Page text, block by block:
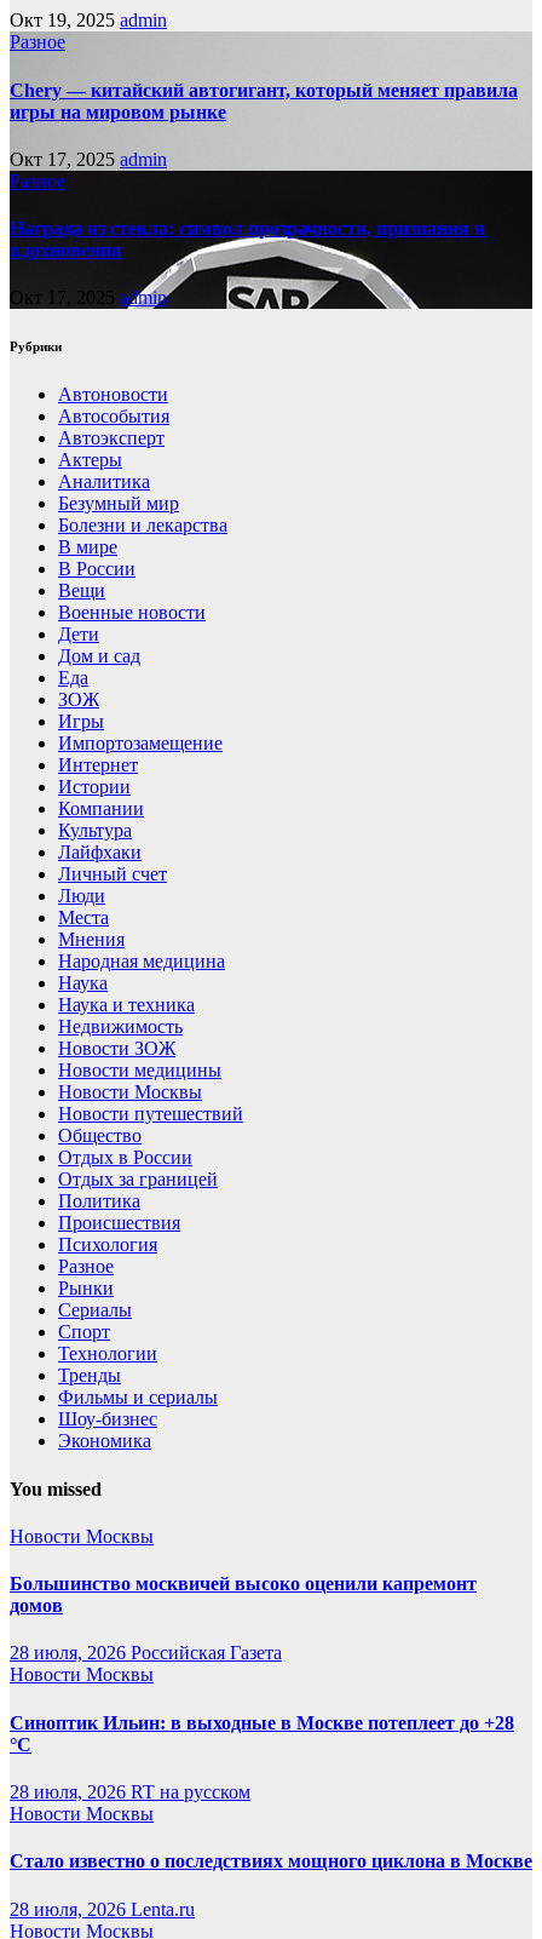
Окт 19, 2025 admin
Разное
Chery — китайский автогигант, который меняет правила
игры на мировом рынке
Окт 17, 2025 admin
Разное
Награда из стекла: символ прозрачности, признания и
вдохновения
Окт 17, 2025 admin
Рубрики
Автоновости
Автособытия
Автоэксперт
Актеры
Аналитика
Безумный мир
Болезни и лекарства
В мире
В России
Вещи
Военные новости
Дети
Дом и сад
Еда
ЗОЖ
Игры
Импортозамещение
Интернет
Истории
Компании
Культура
Лайфхаки
Личный счет
Люди
Места
Мнения
Народная медицина
Наука
Наука и техника
Недвижимость
Новости ЗОЖ
Новости медицины
Новости Москвы
Новости путешествий
Общество
Отдых в России
Отдых за границей
Политика
Происшествия
Психология
Разное
Рынки
Сериалы
Спорт
Технологии
Тренды
Фильмы и сериалы
Шоу-бизнес
Экономика
You missed
Новости Москвы
Большинство москвичей высоко оценили капремонт
домов
28 июля, 2026 Российская Газета
Новости Москвы
Синоптик Ильин: в выходные в Москве потеплеет до +28
°C
28 июля, 2026 RT на русском
Новости Москвы
Стало известно о последствиях мощного циклона в Москве
28 июля, 2026 Lenta.ru
Новости Москвы